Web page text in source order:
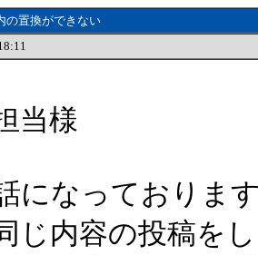
の置換ができない
当様
になっておりま
じ内容の投稿を